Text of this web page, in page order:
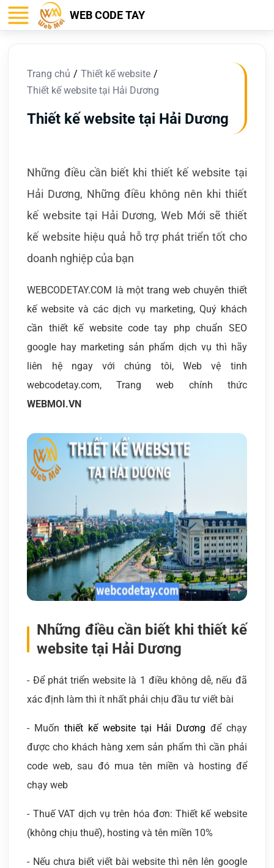
WEB CODE TAY
Trang chủ
Thiết kế website
Thiết kế website tại Hải Dương
Thiết kế website tại Hải Dương
Những điều cần biết khi thiết kế website tại
Hải Dương, Những điều không nên khi thiết
kế website tại Hải Dương, Web Mới sẽ thiết
kế website hiệu quả hỗ trợ phát triển tốt cho
doanh nghiệp của bạn
WEBCODETAY.COM là một trang web chuyên thiết
kế website và các dịch vụ marketing, Quý khách
cần thiết kế website code tay php chuẩn SEO
google hay marketing sản phẩm dịch vụ thì hãy
liên hệ ngay với chúng tôi, Web vệ tinh
webcodetay.com, Trang web chính thức
WEBMOI.VN
Những điều cần biết khi thiết kế
website tại Hải Dương
- Để phát triển website là 1 điều không dễ, nếu đã
xác định làm thì ít nhất phải chịu đầu tư viết bài
- Muốnthiết kế website tại Hải Dương để chạy
được cho khách hàng xem sản phẩm thì cần phải
code web, sau đó mua tên miền và hosting để
chạy web
- Thuế VAT dịch vụ trên hóa đơn: Thiết kế website
(không chịu thuế), hosting và tên miền 10%
- Nếu chưa biết viết bài website thì nên lên google